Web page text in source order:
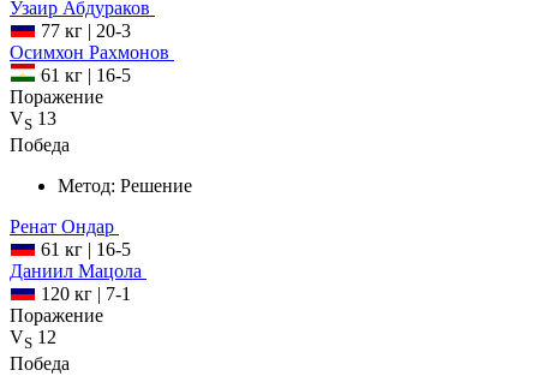
Узаир Абдураков
77 кг | 20-3
Осимхон Рахмонов
61 кг | 16-5
Поражение
VS 13
Победа
Метод: Решение
Ренат Ондар
61 кг | 16-5
Даниил Мацола
120 кг | 7-1
Поражение
VS 12
Победа